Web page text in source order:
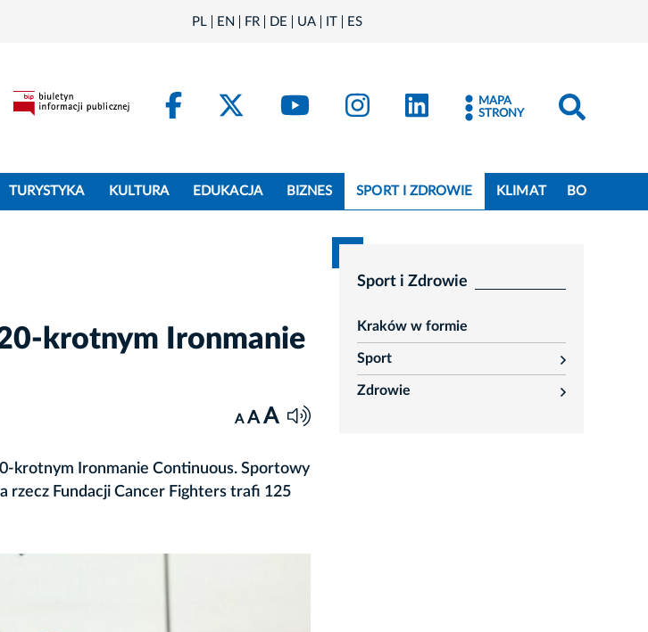
PL EN FR DE UA IT ES
FacebookKraków - X
Kraków - YouTube
Kraków - Instagram
Kraków - LinkedIn
MAPA
STRONY
TURYSTYKA KULTURA EDUKACJA BIZNES SPORT I ZDROWIE KLIMAT BO
krotnym Ironmanie
A A A
krotnym Ironmanie Continuous. Sportowy
rzecz Fundacji Cancer Fighters trafi 125
Sport i Zdrowie
Kraków w formie
Sport
rozwiń
Zdrowie
rozwiń